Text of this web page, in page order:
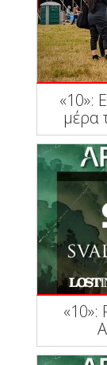
«10»:
μέρα